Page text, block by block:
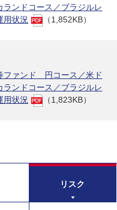
ンドコース／ブラジルレ
用状況
（1,852KB）
ファンド 円コース／米ド
ンドコース／ブラジルレ
用状況
（1,823KB）
リスク